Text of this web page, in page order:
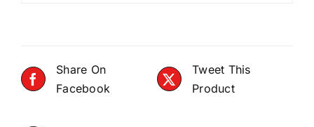
Share On
Facebook
Tweet This
Product